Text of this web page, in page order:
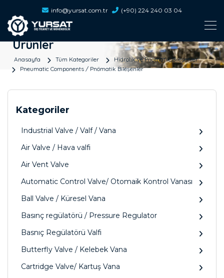
info@yursat.com.tr (+90) 224 240 03 04
Ürünler
Anasayfa Tüm Kategoriler
Hidrolik ve Pnömatik Bileşenler
Pneumatic Components / Pnömatik Bileşenler
Kategoriler
Industrial Valve / Valf / Vana
Air Valve / Hava valfi
Air Vent Valve
Automatic Control Valve/ Otomaik Kontrol Vanası
Ball Valve / Küresel Vana
Basınç regülatörü / Pressure Regulator
Basnıç Regülatörü Valfi
Butterfly Valve / Kelebek Vana
Cartridge Valve/ Kartuş Vana